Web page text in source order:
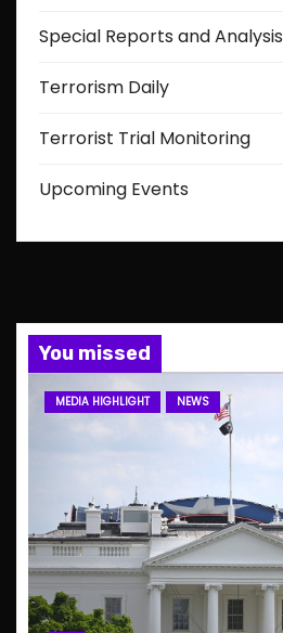
Special Reports and Analysis
Terrorism Daily
Terrorist Trial Monitoring
Upcoming Events
You missed
MEDIA HIGHLIGHT NEWS